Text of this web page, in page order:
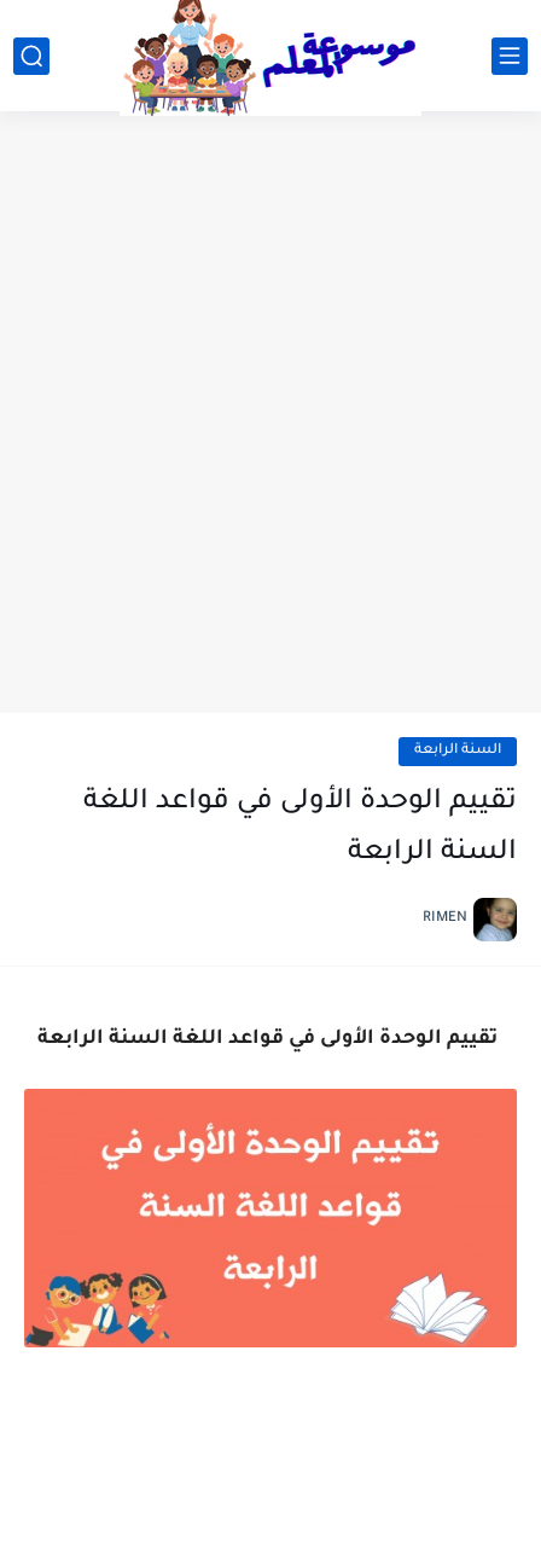
السنة الرابعة
تقييم الوحدة الأولى في قواعد اللغة
السنة الرابعة
RIMEN
تقييم الوحدة الأولى في قواعد اللغة السنة الرابعة